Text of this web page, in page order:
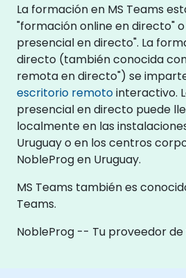
La formación en MS Teams
"formación online en directo"
presencial en directo". La
directo (también conocida
remota en directo") se
escritorio remotointeractivo.
presencial en directo puede
localmente en las
Uruguay o en los centros
NobleProg en Uruguay.
MS Teams también es
Teams.
NobleProg -- Tu proveedor